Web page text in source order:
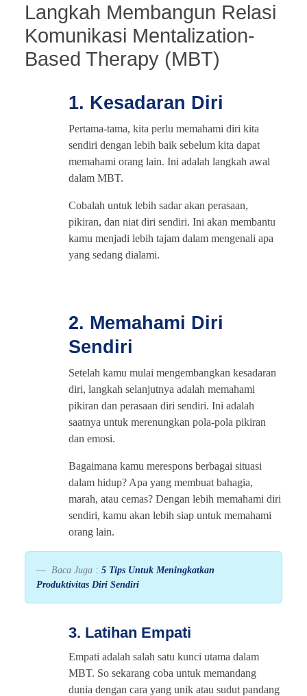
Langkah Membangun Relasi
Komunikasi Mentalization-
Based Therapy (MBT)
1. Kesadaran Diri
Pertama-tama, kita perlu memahami diri kita
sendiri dengan lebih baik sebelum kita dapat
memahami orang lain. Ini adalah langkah awal
dalam MBT.
Cobalah untuk lebih sadar akan perasaan,
pikiran, dan niat diri sendiri. Ini akan membantu
kamu menjadi lebih tajam dalam mengenali apa
yang sedang dialami.
2. Memahami Diri
Sendiri
Setelah kamu mulai mengembangkan kesadaran
diri, langkah selanjutnya adalah memahami
pikiran dan perasaan diri sendiri. Ini adalah
saatnya untuk merenungkan pola-pola pikiran
dan emosi.
Bagaimana kamu merespons berbagai situasi
dalam hidup? Apa yang membuat bahagia,
marah, atau cemas? Dengan lebih memahami diri
sendiri, kamu akan lebih siap untuk memahami
orang lain.
Baca Juga : 5 Tips Untuk Meningkatkan
Produktivitas Diri Sendiri
3. Latihan Empati
Empati adalah salah satu kunci utama dalam
MBT. So sekarang coba untuk memandang
dunia dengan cara yang unik atau sudut pandang